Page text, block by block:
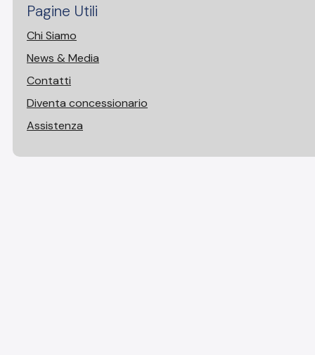
Pagine Utili
Chi Siamo
News & Media
Contatti
Diventa concessionario
Assistenza